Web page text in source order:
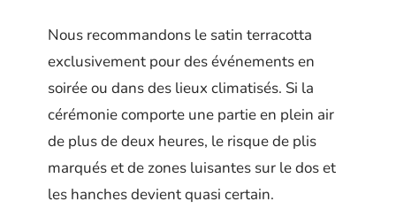
Nous recommandons le satin terracotta
exclusivement pour des événements en
soirée ou dans des lieux climatisés. Si la
cérémonie comporte une partie en plein air
de plus de deux heures, le risque de plis
marqués et de zones luisantes sur le dos et
les hanches devient quasi certain.